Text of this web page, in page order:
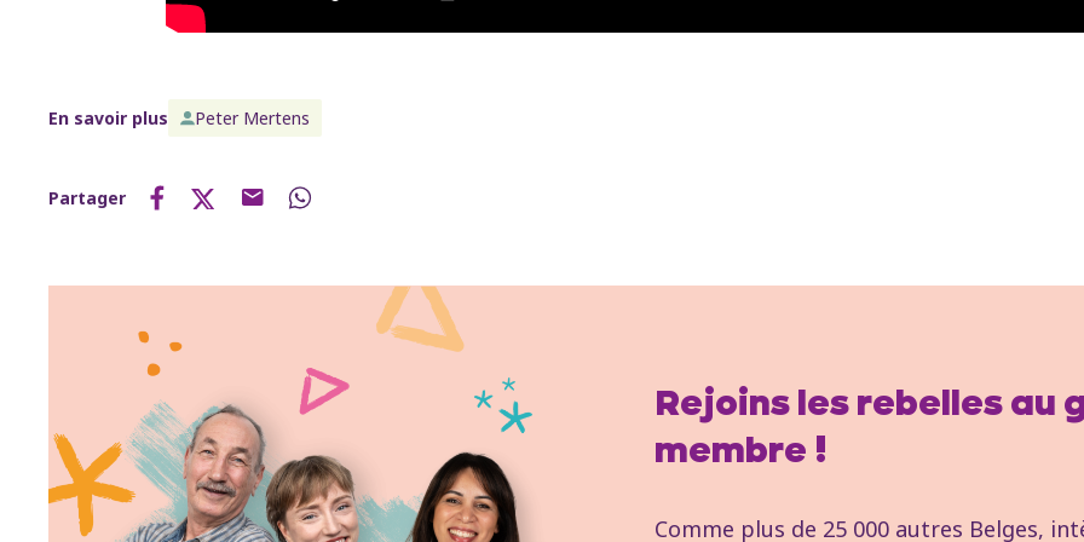
En savoir plus Peter Mertens
Partager
Rejoins les rebelles au
membre !
Comme plus de 25 000 autres Belges,